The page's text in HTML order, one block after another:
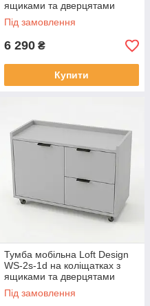
ящиками та дверцятами
Під замовлення
6 290 ₴
Купити
Тумба мобільна Loft Design
WS-2s-1d на коліщатках з
ящиками та дверцятами
Під замовлення